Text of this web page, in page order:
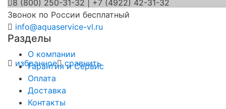
избранное сравнить
8 (800) 250-31-32 | +7 (4922) 42-31-32
Звонок по России бесплатный
info@aquaservice-vl.ru
Разделы
О компании
Гарантия и Сервис
Оплата
Доставка
Контакты